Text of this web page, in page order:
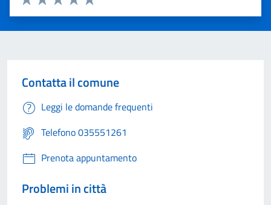
Valuta 5 stelle su 5
Valuta 4 stelle su 5
Valuta 3 stelle su 5
Valuta 2 stelle su 5
Valuta 1 stelle su 5
Contatta il comune
Leggi le domande frequenti
Telefono 035551261
Prenota appuntamento
Problemi in città